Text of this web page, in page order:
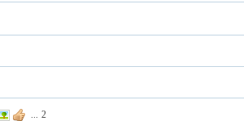
... 2